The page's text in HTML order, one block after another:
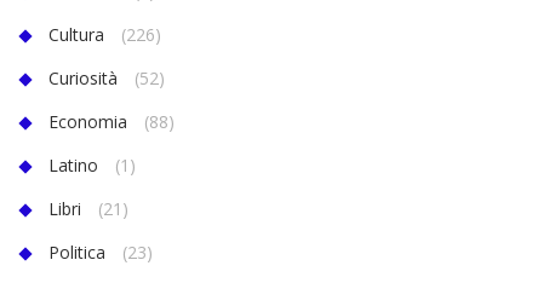
Cultura
(226)
Curiosità
(52)
Economia
(88)
Latino
(1)
Libri
(21)
Politica
(23)